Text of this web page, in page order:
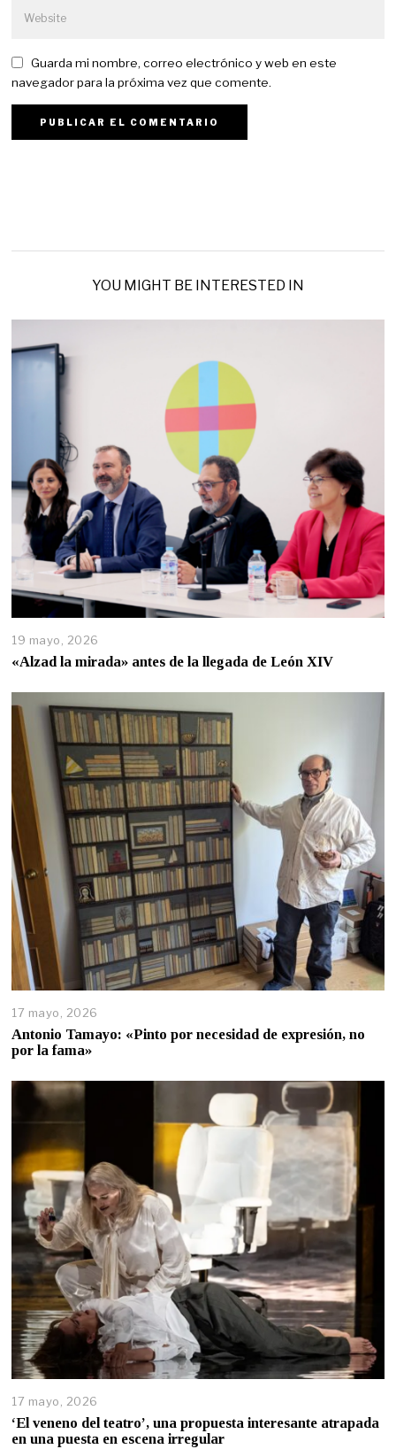
Guarda mi nombre, correo electrónico y web en este
navegador para la próxima vez que comente.
YOU MIGHT BE INTERESTED IN
19 mayo, 2026
«Alzad la mirada» antes de la llegada de León XIV
17 mayo, 2026
Antonio Tamayo: «Pinto por necesidad de expresión, no
por la fama»
17 mayo, 2026
‘El veneno del teatro’, una propuesta interesante atrapada
en una puesta en escena irregular